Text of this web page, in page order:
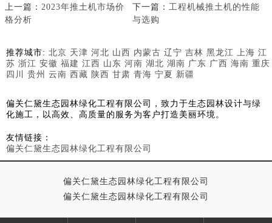
上一篇： 2023年推土机市场价
格分析
下一篇： 工程机械推土机的性能
与选购
推荐城市: 北京 天津 河北 山西 内蒙古 辽宁 吉林 黑龙江 上海 江
苏 浙江 安徽 福建 江西 山东 河南 湖北 湖南 广东 广西 海南 重庆
四川
贵州 云南 西藏 陕西 甘肃 青海 宁夏 新疆
偏关仁黛生态园林绿化工程有限公司，致力于生态园林设计与绿
化施工，以高效、高质量的服务为客户打造美丽环境。
友情链接：
偏关仁黛生态园林绿化工程有限公司
偏关仁黛生态园林绿化工程有限公司
偏关仁黛生态园林绿化工程有限公司